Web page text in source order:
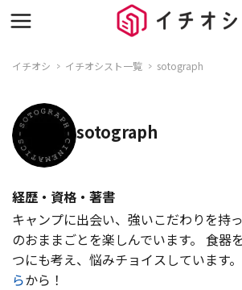
イチオシ イチオシスト一覧 sotograph
sotograph
経歴・資格・著書
キャンプに出会い、強いこだわりを持
のおままごとを楽しんでいます。 食器
つにも考え、悩みチョイスしています
らから！